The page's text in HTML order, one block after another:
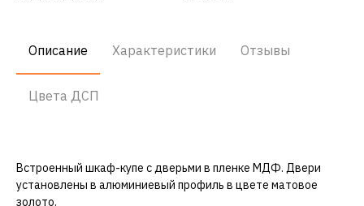
Описание Характеристики Отзывы
Цвета ДСП
Встроенный шкаф-купе с дверьми в пленке МДФ. Двери
установлены в алюминиевый профиль в цвете матовое
золото.